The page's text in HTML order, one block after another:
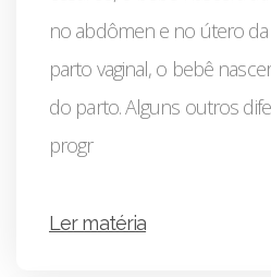
no abdômen e no útero
parto vaginal, o bebê
do parto. Alguns outros
progr
Ler matéria